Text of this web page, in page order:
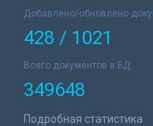
Добавлено/обновлено
428 / 1021
Всего документов в БД:
349648
Подробная статистика